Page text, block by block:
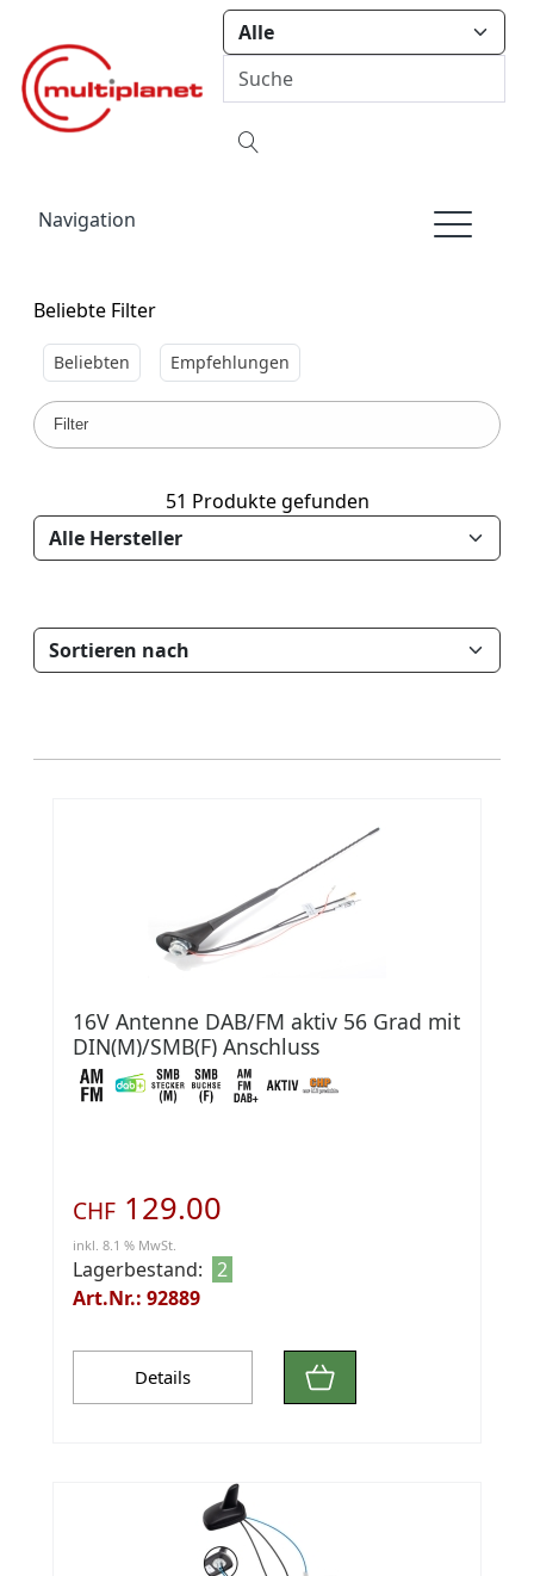
Navigation
Beliebte Filter
Beliebten Empfehlungen
Filter
51 Produkte gefunden
16V Antenne DAB/FM aktiv 56 Grad mit
DIN(M)/SMB(F) Anschluss
CHF 129.00
inkl. 8.1 % MwSt.
Lagerbestand: 2
Art.Nr.: 92889
Details